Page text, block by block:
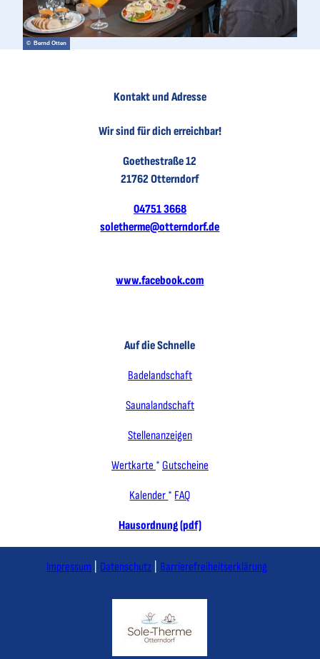
© Bernd Otten
Kontakt und Adresse
Wir sind für dich erreichbar!
Goethestraße 12
21762 Otterndorf
04751 3668
soletherme@otterndorf.de
www.facebook.com
Auf die Schnelle
Badelandschaft
Saunalandschaft
Stellenanzeigen
Wertkarte * Gutscheine
Kalender * FAQ
Hausordnung (pdf)
Impressum Datenschutz Barrierefreiheitserklärung